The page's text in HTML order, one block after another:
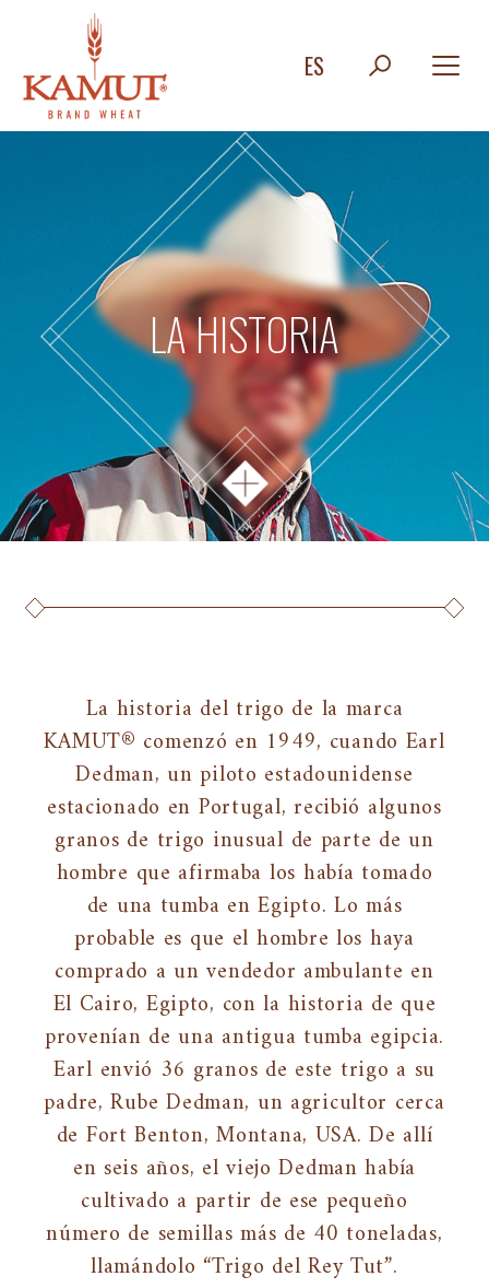
ES
LA HISTORIA
La historia del trigo de la marca
KAMUT® comenzó en 1949, cuando Earl
Dedman, un piloto estadounidense
estacionado en Portugal, recibió algunos
granos de trigo inusual de parte de un
hombre que afirmaba los había tomado
de una tumba en Egipto. Lo más
probable es que el hombre los haya
comprado a un vendedor ambulante en
El Cairo, Egipto, con la historia de que
provenían de una antigua tumba egipcia.
Earl envió 36 granos de este trigo a su
padre, Rube Dedman, un agricultor cerca
de Fort Benton, Montana, USA. De allí
en seis años, el viejo Dedman había
cultivado a partir de ese pequeño
número de semillas más de 40 toneladas,
llamándolo “Trigo del Rey Tut”.